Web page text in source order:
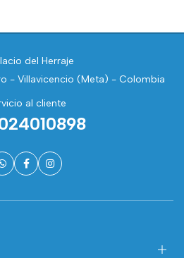
del Herraje
- Villavicencio (Meta) - Colombia
al cliente